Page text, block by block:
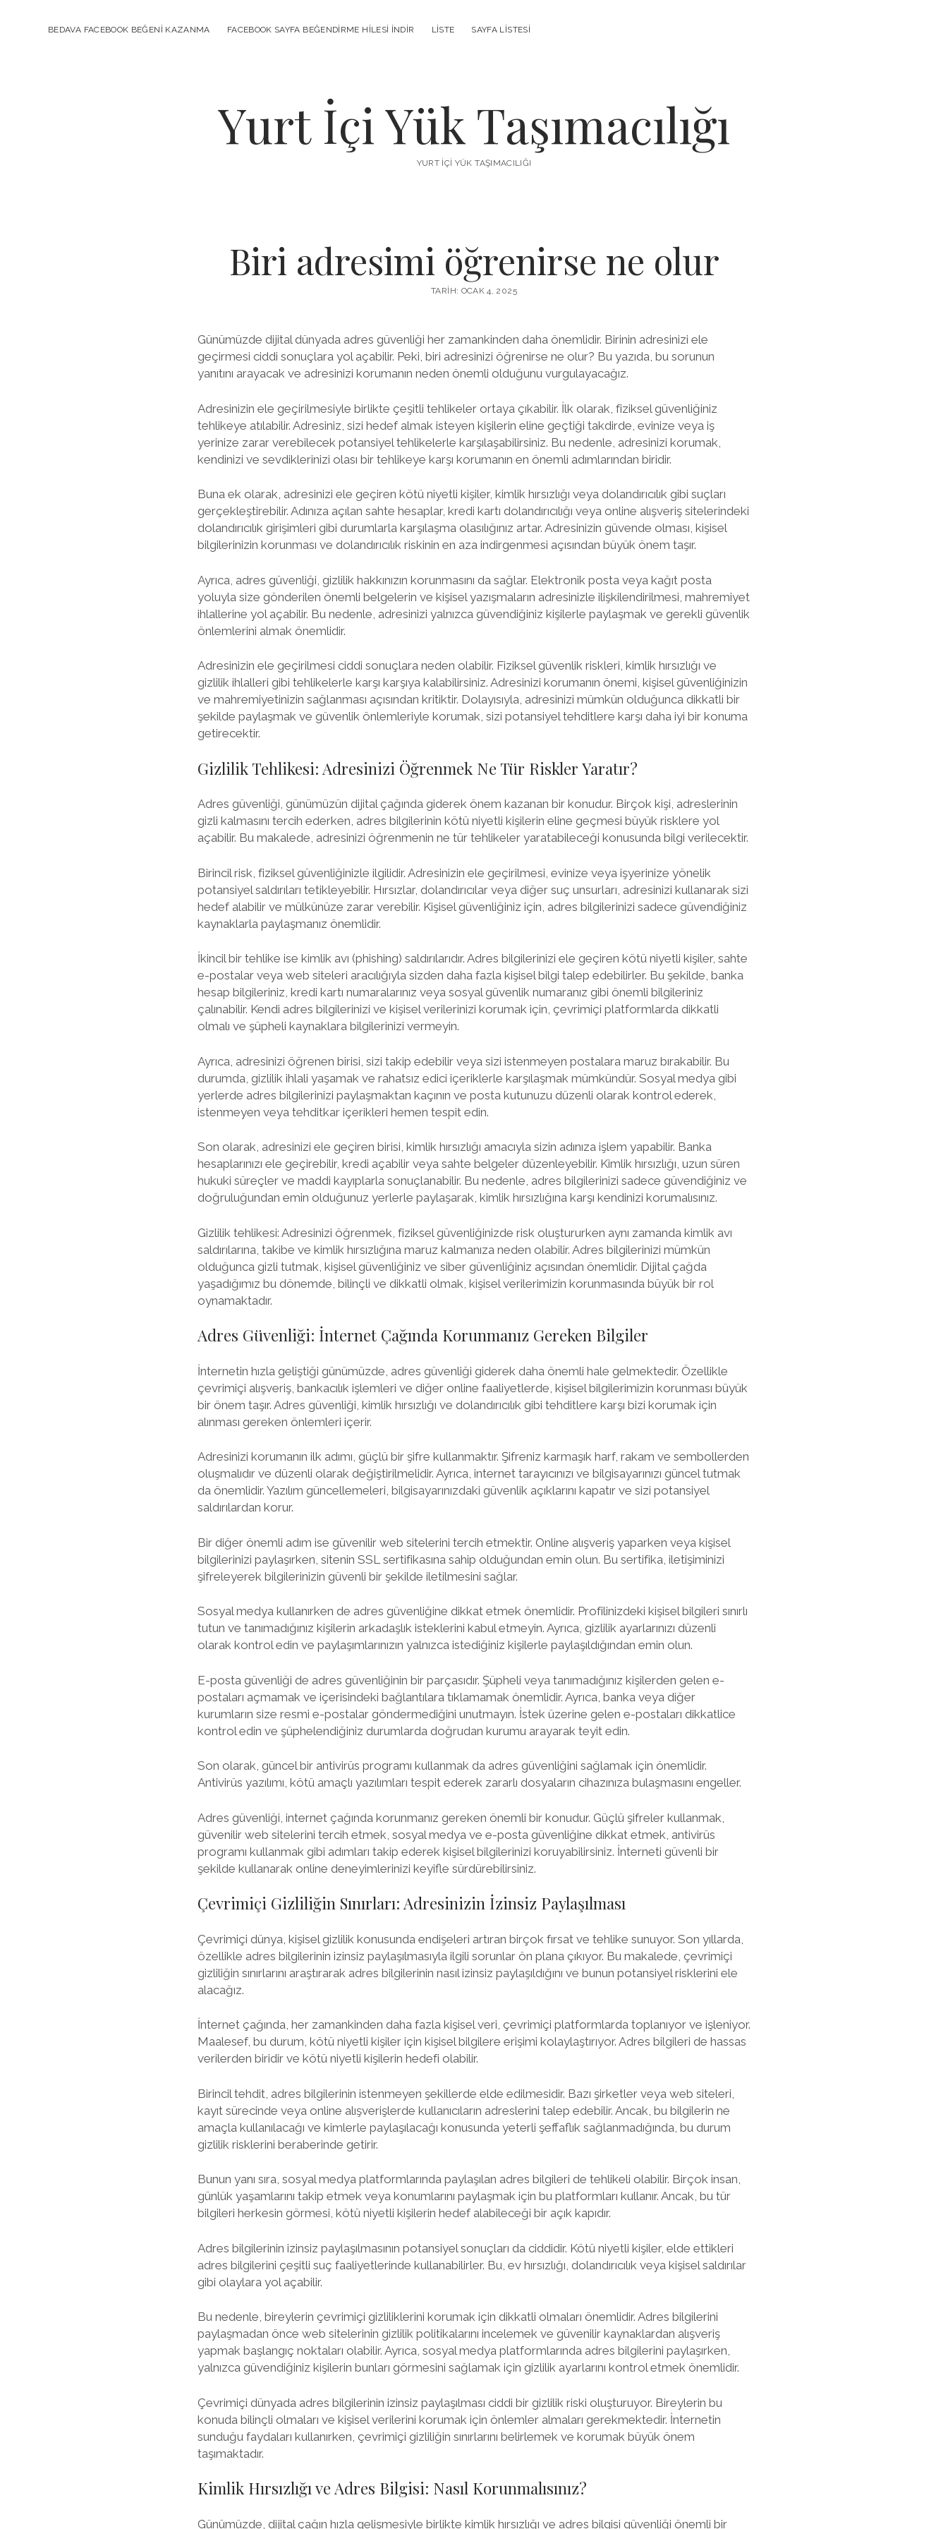
BEDAVA FACEBOOK BEĞENI KAZANMA FACEBOOK SAYFA BEĞENDIRME HILESI İNDIR LISTE SAYFA LISTESI
Yurt İçi Yük Taşımacılığı
YURT İÇI YÜK TAŞIMACILIĞI
Biri adresimi öğrenirse ne olur
TARIH: OCAK 4, 2025
Günümüzde dijital dünyada adres güvenliği her zamankinden daha önemlidir. Birinin adresinizi ele
geçirmesi ciddi sonuçlara yol açabilir. Peki, biri adresinizi öğrenirse ne olur? Bu yazıda, bu sorunun
yanıtını arayacak ve adresinizi korumanın neden önemli olduğunu vurgulayacağız.
Adresinizin ele geçirilmesiyle birlikte çeşitli tehlikeler ortaya çıkabilir. İlk olarak, fiziksel güvenliğiniz
tehlikeye atılabilir. Adresiniz, sizi hedef almak isteyen kişilerin eline geçtiği takdirde, evinize veya iş
yerinize zarar verebilecek potansiyel tehlikelerle karşılaşabilirsiniz. Bu nedenle, adresinizi korumak,
kendinizi ve sevdiklerinizi olası bir tehlikeye karşı korumanın en önemli adımlarından biridir.
Buna ek olarak, adresinizi ele geçiren kötü niyetli kişiler, kimlik hırsızlığı veya dolandırıcılık gibi suçları
gerçekleştirebilir. Adınıza açılan sahte hesaplar, kredi kartı dolandırıcılığı veya online alışveriş sitelerindeki
dolandırıcılık girişimleri gibi durumlarla karşılaşma olasılığınız artar. Adresinizin güvende olması, kişisel
bilgilerinizin korunması ve dolandırıcılık riskinin en aza indirgenmesi açısından büyük önem taşır.
Ayrıca, adres güvenliği, gizlilik hakkınızın korunmasını da sağlar. Elektronik posta veya kağıt posta
yoluyla size gönderilen önemli belgelerin ve kişisel yazışmaların adresinizle ilişkilendirilmesi, mahremiyet
ihlallerine yol açabilir. Bu nedenle, adresinizi yalnızca güvendiğiniz kişilerle paylaşmak ve gerekli güvenlik
önlemlerini almak önemlidir.
Adresinizin ele geçirilmesi ciddi sonuçlara neden olabilir. Fiziksel güvenlik riskleri, kimlik hırsızlığı ve
gizlilik ihlalleri gibi tehlikelerle karşı karşıya kalabilirsiniz. Adresinizi korumanın önemi, kişisel güvenliğinizin
ve mahremiyetinizin sağlanması açısından kritiktir. Dolayısıyla, adresinizi mümkün olduğunca dikkatli bir
şekilde paylaşmak ve güvenlik önlemleriyle korumak, sizi potansiyel tehditlere karşı daha iyi bir konuma
getirecektir.
Gizlilik Tehlikesi: Adresinizi Öğrenmek Ne Tür Riskler Yaratır?
Adres güvenliği, günümüzün dijital çağında giderek önem kazanan bir konudur. Birçok kişi, adreslerinin
gizli kalmasını tercih ederken, adres bilgilerinin kötü niyetli kişilerin eline geçmesi büyük risklere yol
açabilir. Bu makalede, adresinizi öğrenmenin ne tür tehlikeler yaratabileceği konusunda bilgi verilecektir.
Birincil risk, fiziksel güvenliğinizle ilgilidir. Adresinizin ele geçirilmesi, evinize veya işyerinize yönelik
potansiyel saldırıları tetikleyebilir. Hırsızlar, dolandırıcılar veya diğer suç unsurları, adresinizi kullanarak sizi
hedef alabilir ve mülkünüze zarar verebilir. Kişisel güvenliğiniz için, adres bilgilerinizi sadece güvendiğiniz
kaynaklarla paylaşmanız önemlidir.
İkincil bir tehlike ise kimlik avı (phishing) saldırılarıdır. Adres bilgilerinizi ele geçiren kötü niyetli kişiler, sahte
e-postalar veya web siteleri aracılığıyla sizden daha fazla kişisel bilgi talep edebilirler. Bu şekilde, banka
hesap bilgileriniz, kredi kartı numaralarınız veya sosyal güvenlik numaranız gibi önemli bilgileriniz
çalınabilir. Kendi adres bilgilerinizi ve kişisel verilerinizi korumak için, çevrimiçi platformlarda dikkatli
olmalı ve şüpheli kaynaklara bilgilerinizi vermeyin.
Ayrıca, adresinizi öğrenen birisi, sizi takip edebilir veya sizi istenmeyen postalara maruz bırakabilir. Bu
durumda, gizlilik ihlali yaşamak ve rahatsız edici içeriklerle karşılaşmak mümkündür. Sosyal medya gibi
yerlerde adres bilgilerinizi paylaşmaktan kaçının ve posta kutunuzu düzenli olarak kontrol ederek,
istenmeyen veya tehditkar içerikleri hemen tespit edin.
Son olarak, adresinizi ele geçiren birisi, kimlik hırsızlığı amacıyla sizin adınıza işlem yapabilir. Banka
hesaplarınızı ele geçirebilir, kredi açabilir veya sahte belgeler düzenleyebilir. Kimlik hırsızlığı, uzun süren
hukuki süreçler ve maddi kayıplarla sonuçlanabilir. Bu nedenle, adres bilgilerinizi sadece güvendiğiniz ve
doğruluğundan emin olduğunuz yerlerle paylaşarak, kimlik hırsızlığına karşı kendinizi korumalısınız.
Gizlilik tehlikesi: Adresinizi öğrenmek, fiziksel güvenliğinizde risk oluştururken aynı zamanda kimlik avı
saldırılarına, takibe ve kimlik hırsızlığına maruz kalmanıza neden olabilir. Adres bilgilerinizi mümkün
olduğunca gizli tutmak, kişisel güvenliğiniz ve siber güvenliğiniz açısından önemlidir. Dijital çağda
yaşadığımız bu dönemde, bilinçli ve dikkatli olmak, kişisel verilerimizin korunmasında büyük bir rol
oynamaktadır.
Adres Güvenliği: İnternet Çağında Korunmanız Gereken Bilgiler
İnternetin hızla geliştiği günümüzde, adres güvenliği giderek daha önemli hale gelmektedir. Özellikle
çevrimiçi alışveriş, bankacılık işlemleri ve diğer online faaliyetlerde, kişisel bilgilerimizin korunması büyük
bir önem taşır. Adres güvenliği, kimlik hırsızlığı ve dolandırıcılık gibi tehditlere karşı bizi korumak için
alınması gereken önlemleri içerir.
Adresinizi korumanın ilk adımı, güçlü bir şifre kullanmaktır. Şifreniz karmaşık harf, rakam ve sembollerden
oluşmalıdır ve düzenli olarak değiştirilmelidir. Ayrıca, internet tarayıcınızı ve bilgisayarınızı güncel tutmak
da önemlidir. Yazılım güncellemeleri, bilgisayarınızdaki güvenlik açıklarını kapatır ve sizi potansiyel
saldırılardan korur.
Bir diğer önemli adım ise güvenilir web sitelerini tercih etmektir. Online alışveriş yaparken veya kişisel
bilgilerinizi paylaşırken, sitenin SSL sertifikasına sahip olduğundan emin olun. Bu sertifika, iletişiminizi
şifreleyerek bilgilerinizin güvenli bir şekilde iletilmesini sağlar.
Sosyal medya kullanırken de adres güvenliğine dikkat etmek önemlidir. Profilinizdeki kişisel bilgileri sınırlı
tutun ve tanımadığınız kişilerin arkadaşlık isteklerini kabul etmeyin. Ayrıca, gizlilik ayarlarınızı düzenli
olarak kontrol edin ve paylaşımlarınızın yalnızca istediğiniz kişilerle paylaşıldığından emin olun.
E-posta güvenliği de adres güvenliğinin bir parçasıdır. Şüpheli veya tanımadığınız kişilerden gelen e-
postaları açmamak ve içerisindeki bağlantılara tıklamamak önemlidir. Ayrıca, banka veya diğer
kurumların size resmi e-postalar göndermediğini unutmayın. İstek üzerine gelen e-postaları dikkatlice
kontrol edin ve şüphelendiğiniz durumlarda doğrudan kurumu arayarak teyit edin.
Son olarak, güncel bir antivirüs programı kullanmak da adres güvenliğini sağlamak için önemlidir.
Antivirüs yazılımı, kötü amaçlı yazılımları tespit ederek zararlı dosyaların cihazınıza bulaşmasını engeller.
Adres güvenliği, internet çağında korunmanız gereken önemli bir konudur. Güçlü şifreler kullanmak,
güvenilir web sitelerini tercih etmek, sosyal medya ve e-posta güvenliğine dikkat etmek, antivirüs
programı kullanmak gibi adımları takip ederek kişisel bilgilerinizi koruyabilirsiniz. İnterneti güvenli bir
şekilde kullanarak online deneyimlerinizi keyifle sürdürebilirsiniz.
Çevrimiçi Gizliliğin Sınırları: Adresinizin İzinsiz Paylaşılması
Çevrimiçi dünya, kişisel gizlilik konusunda endişeleri artıran birçok fırsat ve tehlike sunuyor. Son yıllarda,
özellikle adres bilgilerinin izinsiz paylaşılmasıyla ilgili sorunlar ön plana çıkıyor. Bu makalede, çevrimiçi
gizliliğin sınırlarını araştırarak adres bilgilerinin nasıl izinsiz paylaşıldığını ve bunun potansiyel risklerini ele
alacağız.
İnternet çağında, her zamankinden daha fazla kişisel veri, çevrimiçi platformlarda toplanıyor ve işleniyor.
Maalesef, bu durum, kötü niyetli kişiler için kişisel bilgilere erişimi kolaylaştırıyor. Adres bilgileri de hassas
verilerden biridir ve kötü niyetli kişilerin hedefi olabilir.
Birincil tehdit, adres bilgilerinin istenmeyen şekillerde elde edilmesidir. Bazı şirketler veya web siteleri,
kayıt sürecinde veya online alışverişlerde kullanıcıların adreslerini talep edebilir. Ancak, bu bilgilerin ne
amaçla kullanılacağı ve kimlerle paylaşılacağı konusunda yeterli şeffaflık sağlanmadığında, bu durum
gizlilik risklerini beraberinde getirir.
Bunun yanı sıra, sosyal medya platformlarında paylaşılan adres bilgileri de tehlikeli olabilir. Birçok insan,
günlük yaşamlarını takip etmek veya konumlarını paylaşmak için bu platformları kullanır. Ancak, bu tür
bilgileri herkesin görmesi, kötü niyetli kişilerin hedef alabileceği bir açık kapıdır.
Adres bilgilerinin izinsiz paylaşılmasının potansiyel sonuçları da ciddidir. Kötü niyetli kişiler, elde ettikleri
adres bilgilerini çeşitli suç faaliyetlerinde kullanabilirler. Bu, ev hırsızlığı, dolandırıcılık veya kişisel saldırılar
gibi olaylara yol açabilir.
Bu nedenle, bireylerin çevrimiçi gizliliklerini korumak için dikkatli olmaları önemlidir. Adres bilgilerini
paylaşmadan önce web sitelerinin gizlilik politikalarını incelemek ve güvenilir kaynaklardan alışveriş
yapmak başlangıç noktaları olabilir. Ayrıca, sosyal medya platformlarında adres bilgilerini paylaşırken,
yalnızca güvendiğiniz kişilerin bunları görmesini sağlamak için gizlilik ayarlarını kontrol etmek önemlidir.
Çevrimiçi dünyada adres bilgilerinin izinsiz paylaşılması ciddi bir gizlilik riski oluşturuyor. Bireylerin bu
konuda bilinçli olmaları ve kişisel verilerini korumak için önlemler almaları gerekmektedir. İnternetin
sunduğu faydaları kullanırken, çevrimiçi gizliliğin sınırlarını belirlemek ve korumak büyük önem
taşımaktadır.
Kimlik Hırsızlığı ve Adres Bilgisi: Nasıl Korunmalısınız?
Günümüzde, dijital çağın hızla gelişmesiyle birlikte kimlik hırsızlığı ve adres bilgisi güvenliği önemli bir